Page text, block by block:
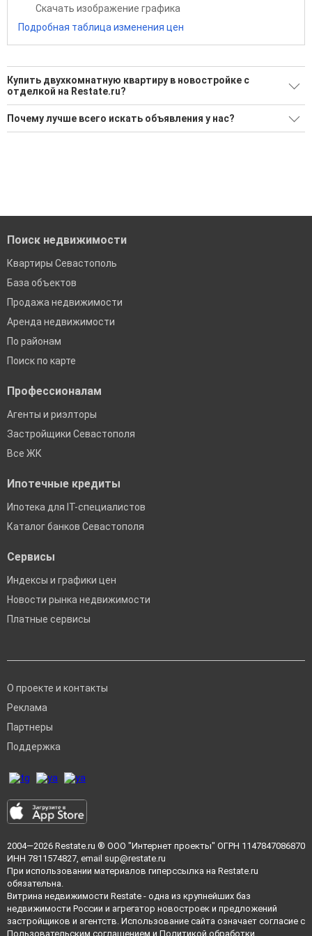
Скачать изображение графика
Подробная таблица изменения цен
Купить двухкомнатную квартиру в новостройке с
отделкой на Restate.ru?
Ищите, как Купить двухкомнатную квартиру в новостройке
с отделкой?
Почему лучше всего искать объявления у нас?
Поиск недвижимости
Квартиры Севастополь
База объектов
Продажа недвижимости
Аренда недвижимости
По районам
Поиск по карте
Профессионалам
Агенты и риэлторы
Застройщики Севастополя
Все ЖК
Ипотечные кредиты
Ипотека для IT-специалистов
Каталог банков Севастополя
Сервисы
Индексы и графики цен
Новости рынка недвижимости
Платные сервисы
О проекте и контакты
Реклама
Партнеры
Поддержка
2004—2026 Restate.ru ® ООО "Интернет проекты" ОГРН 1147847086870
ИНН 7811574827, email sup@restate.ru
При использовании материалов гиперссылка на Restate.ru
обязательна.
Витрина недвижимости Restate - одна из крупнейших баз
недвижимости России и агрегатор новостроек и предложений
застройщиков и агентств. Использование сайта означает согласие с
Пользовательским соглашением и Политикой обработки